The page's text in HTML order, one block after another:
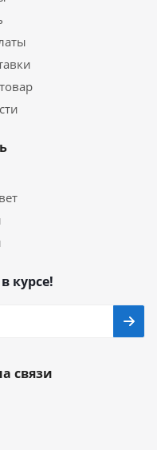
курсе!
связи